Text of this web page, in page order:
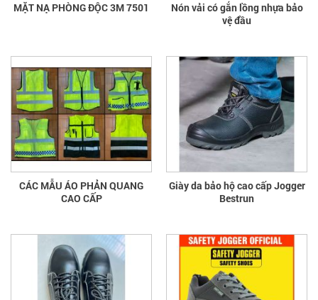
MẶT NẠ PHÒNG ĐỘC 3M 7501
Nón vải có gắn lồng nhựa bảo
vệ đầu
CÁC MẪU ÁO PHẢN QUANG
CAO CẤP
Giày da bảo hộ cao cấp Jogger
Bestrun